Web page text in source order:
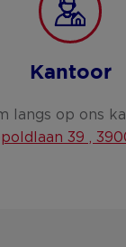
Kantoor
langs op ons
39 ,